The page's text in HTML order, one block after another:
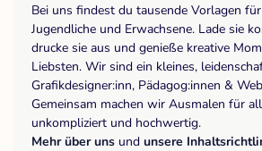
Bei uns findest du tausende Vorlagen
Jugendliche und Erwachsene. Lade sie
drucke sie aus und genieße kreative
Liebsten. Wir sind ein kleines,
Grafikdesigner:inn, Pädagog:innen &
Gemeinsam machen wir Ausmalen für
unkompliziert und hochwertig.
Mehr über uns und unsere